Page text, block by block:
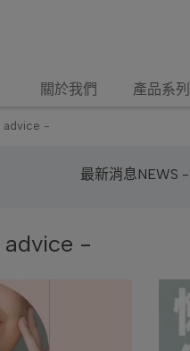
關於我們 產品系列
advice -
最新消息NEWS -
advice -